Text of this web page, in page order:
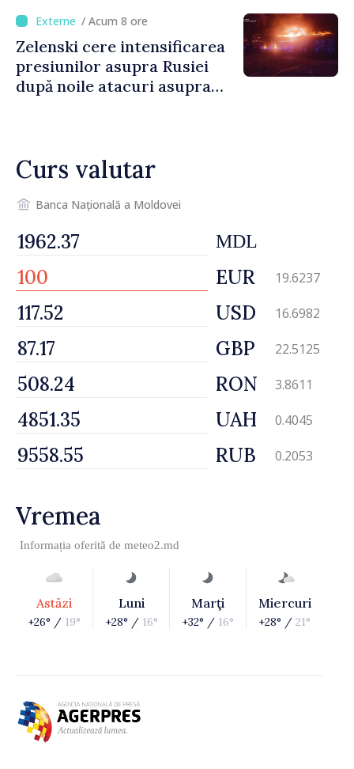
culturale și mobilitatea
artiștilor/ Acum 8 ore
Zelenski cere intensificarea
presiunilor asupra Rusiei
după noile atacuri asupra
Curs valutar
Banca Națională a Moldovei
MDL
EUR 19.6237
USD 16.6982
GBP 22.5125
RON 3.8611
UAH 0.4045
RUB 0.2053
Vremea
Informația oferită de meteo2.md
Astăzi
+26° / 19°
Luni
+28° / 16°
Marţi
+32° / 16°
Miercuri
+28° / 21°